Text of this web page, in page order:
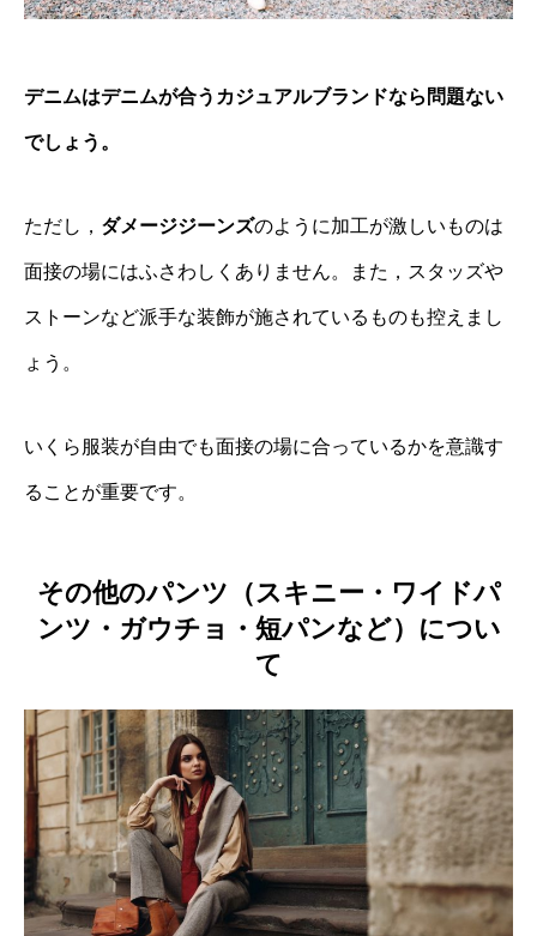
デニムはデニムが合うカジュアルブランドなら問題ない
でしょう。
ただし， ダメージジーンズのように加工が激しいものは
面接の場にはふさわしくありません。また，スタッズや
ストーンなど派手な装飾が施されているものも控えまし
ょう。
いくら服装が自由でも面接の場に合っているかを意識す
ることが重要です。
その他のパンツ（スキニー・ワイドパ
ンツ・ガウチョ・短パンなど）につい
て